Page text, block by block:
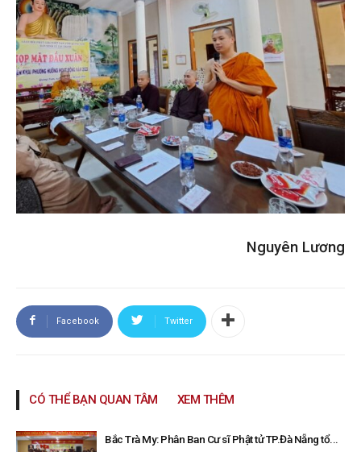
Nguyên Lương
Facebook Twitter
CÓ THỂ BẠN QUAN TÂM XEM THÊM
Bắc Trà My: Phân Ban Cư sĩ Phật tử TP.Đà Nẵng tổ...